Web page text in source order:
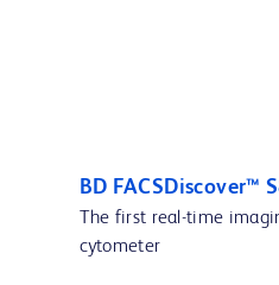
BD FACSDiscover™
The first real-time
cytometer